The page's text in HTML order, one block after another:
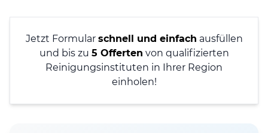
Jetzt Formular schnell und einfach ausfüllen
und bis zu 5 Offerten von qualifizierten
Reinigungsinstituten in Ihrer Region
einholen!